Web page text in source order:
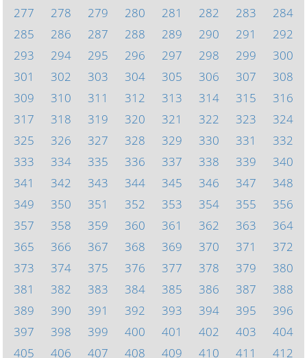
277
278 279 280 281 282 283
284
285
286 287 288 289 290 291
292
293
294 295 296 297 298 299
300
301
302 303 304 305 306 307
308
309
310 311 312 313 314 315
316
317
318 319 320 321 322 323
324
325
326 327 328 329 330 331
332
333
334 335 336 337 338 339
340
341
342 343 344 345 346 347
348
349
350 351 352 353 354 355
356
357
358 359 360 361 362 363
364
365
366 367 368 369 370 371
372
373
374 375 376 377 378 379
380
381
382 383 384 385 386 387
388
389
390 391 392 393 394 395
396
397
398 399 400 401 402 403
404
405
406 407 408 409 410 411
412